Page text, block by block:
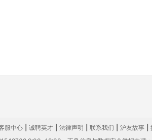
服中心 诚聘英才 法律声明 联系我们 沪友故事